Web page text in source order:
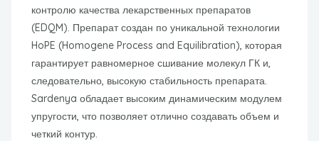
контролю качества лекарственных препаратов
(EDQM). Препарат создан по уникальной технологии
HoPE (Homogene Process and Equilibration), которая
гарантирует равномерное сшивание молекул ГК и,
следовательно, высокую стабильность препарата.
Sardenya обладает высоким динамическим модулем
упругости, что позволяет отлично создавать объем и
четкий контур.